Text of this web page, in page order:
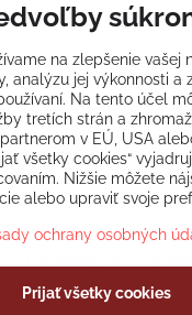
koikapre/?ref=hl
©2026Copyright
na zlepšenie vašej
analýzu jej výkonnosti a
Na tento účel
tretích strán a
v EÚ, USA
všetky cookies“
Nižšie môžete
alebo upraviť svoje
ochrany osobných
Prijať všetky cookies